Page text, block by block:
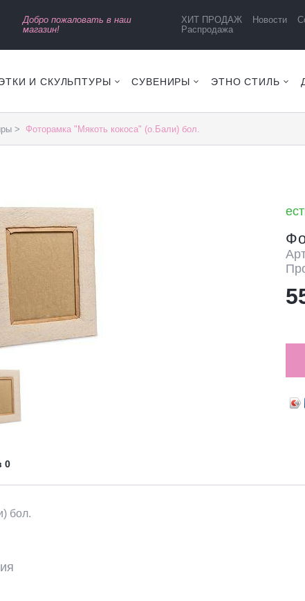
Добро пожаловать в наш
магазин!
ХИТ ПРОДАЖ Новости
Распродажа
И СКУЛЬПТУРЫ СУВЕНИРЫ ЭТНО СТИЛЬ
Фоторамка "Мякоть кокоса" (о.Бали) бол.
бол.
0